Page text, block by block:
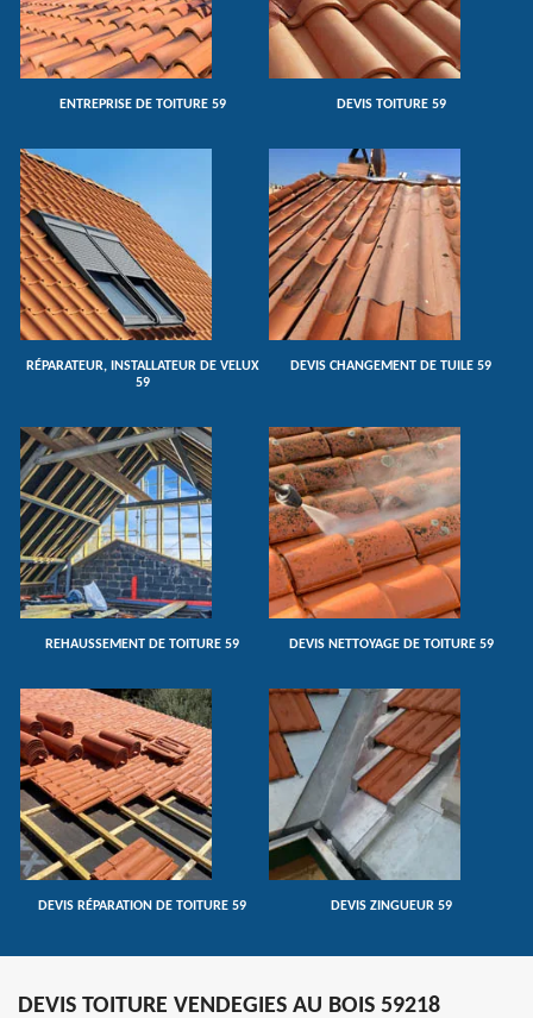
ENTREPRISE DE TOITURE 59 DEVIS TOITURE 59
RÉPARATEUR, INSTALLATEUR DE VELUX
59
DEVIS CHANGEMENT DE TUILE 59
REHAUSSEMENT DE TOITURE 59 DEVIS NETTOYAGE DE TOITURE 59
DEVIS RÉPARATION DE TOITURE 59 DEVIS ZINGUEUR 59
DEVIS TOITURE VENDEGIES AU BOIS 59218